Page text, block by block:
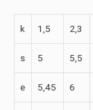
k 1,5 2,3
s 5 5,5
e 5,45 6